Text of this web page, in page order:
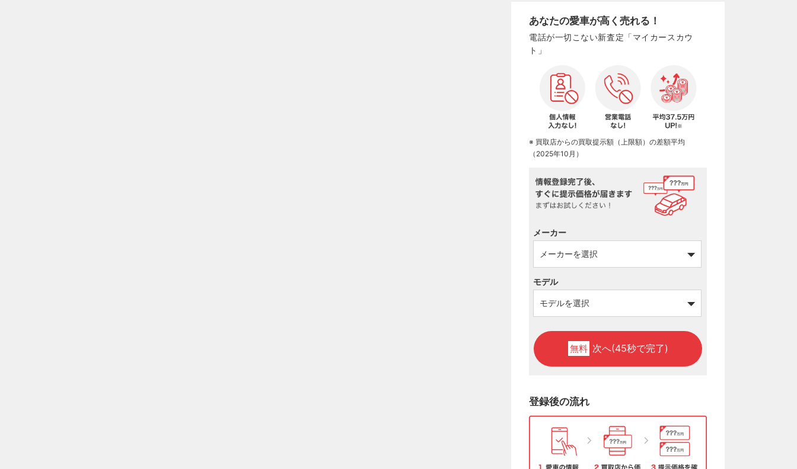
あなたの愛車が高く売れる！
電話が一切こない新査定「マイカースカウ
ト」
※ 買取店からの買取提示額（上限額）の差額平均
（2025年10月）
メーカー
モデル
無料 次へ(45秒で完了)
登録後の流れ